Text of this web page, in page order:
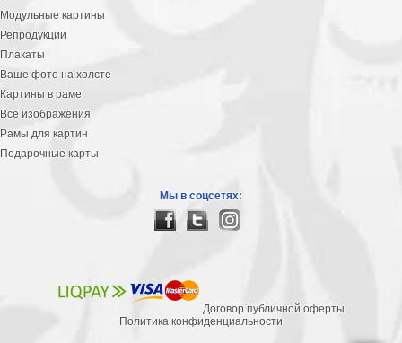
Модульные картины
Репродукции
Плакаты
Ваше фото на холсте
Картины в раме
Все изображения
Рамы для картин
Подарочные карты
Мы в соцсетях:
Договор публичной оферты
Политика конфиденциальности